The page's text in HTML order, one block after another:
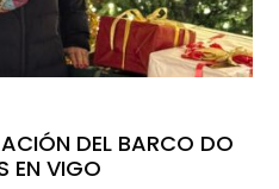
DEL BARCO DO
EN VIGO